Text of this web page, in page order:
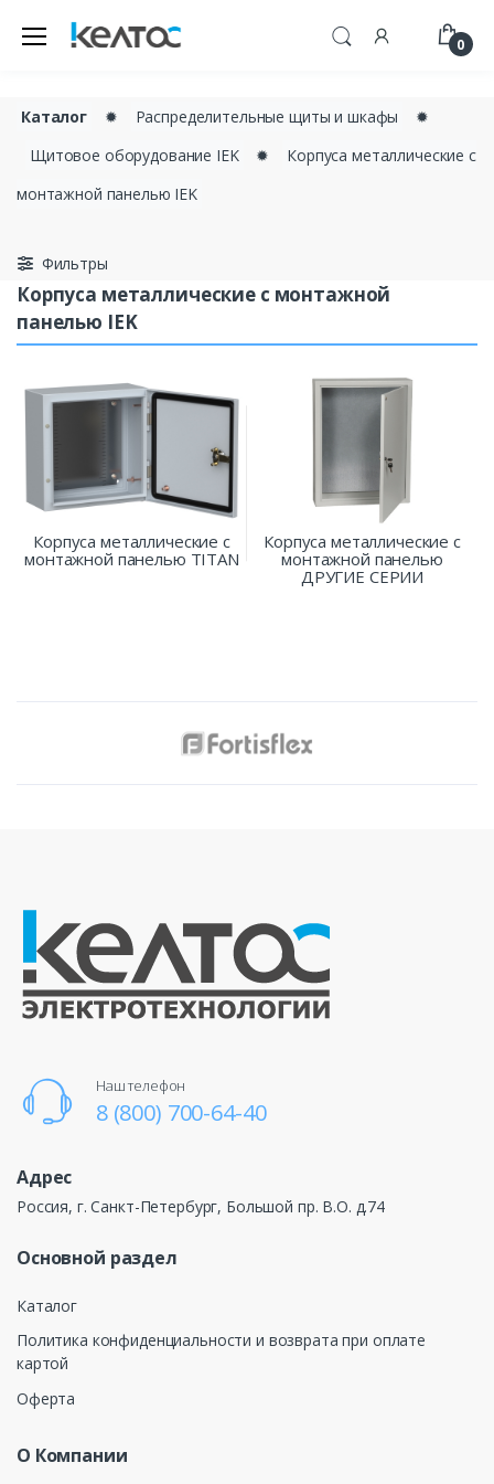
0
Каталог ✹ Распределительные щиты и шкафы
✹
Щитовое оборудование IEK
✹
Корпуса металлические с
монтажной панелью IEK
Фильтры
Корпуса металлические с монтажной
панелью IEK
Корпуса металлические с
монтажной панелью TITAN
Корпуса металлические с
монтажной панелью
ДРУГИЕ СЕРИИ
Наш телефон
8 (800) 700-64-40
Адрес
Россия, г. Санкт-Петербург, Большой пр. В.О. д.74
Основной раздел
Каталог
Политика конфиденциальности и возврата при оплате
картой
Оферта
О Компании